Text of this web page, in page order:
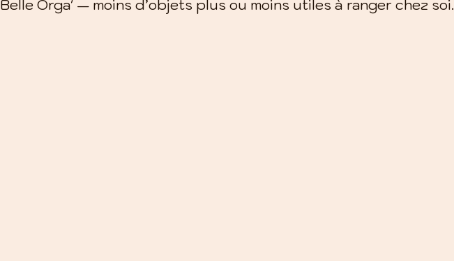
Belle Orga' — moins d’objets plus ou moins utiles à ranger chez soi.